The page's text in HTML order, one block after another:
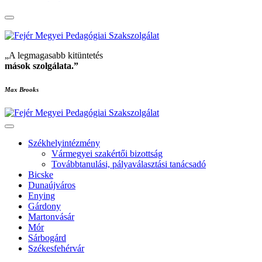
„A legmagasabb kitüntetés
mások szolgálata.”
Max Brooks
Székhelyintézmény
Vármegyei szakértői bizottság
Továbbtanulási, pályaválasztási tanácsadó
Bicske
Dunaújváros
Enying
Gárdony
Martonvásár
Mór
Sárbogárd
Székesfehérvár